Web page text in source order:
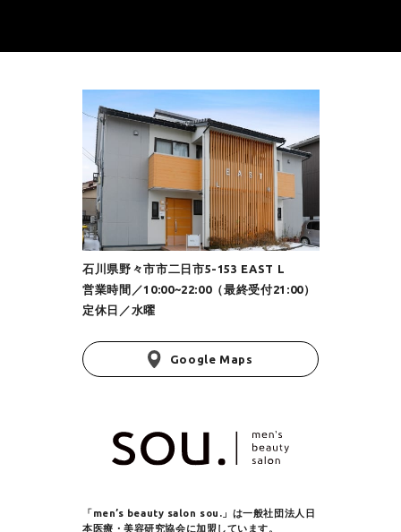
石川県野々市市二日市5-153 EAST L
営業時間／10:00~22:00（最終受付21:00）
定休日／水曜
Google Maps
「men’s beauty salon sou.」は一般社団法人日
本医療・美容研究協会に加盟しています。